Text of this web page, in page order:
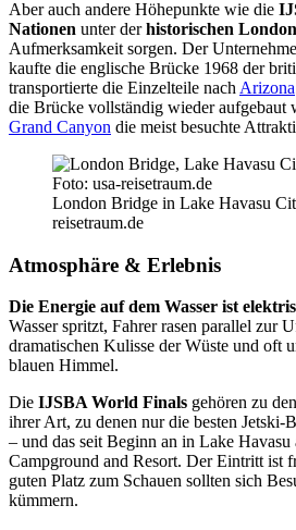
Aber auch andere Höhepunkte wie die
Nationen unter derhistorischen
Aufmerksamkeit sorgen. Der
kaufte die englische Brücke 1968 der
transportierte die Einzelteile nach Arizona
die Brücke vollständig wieder aufgebaut
Grand Canyon die meist besuchte
London Bridge in Lake Havasu
reisetraum.de
Atmosphäre & Erlebnis
Die Energie auf dem Wasser ist
Wasser spritzt, Fahrer rasen parallel zur
dramatischen Kulisse der Wüste und oft
blauen Himmel.
Die IJSBA World Finals gehören zu
ihrer Art, zu denen nur die besten Jetski-
– und das seit Beginn an in Lake Havasu
Campground and Resort. Der Eintritt ist
guten Platz zum Schauen sollten sich
kümmern.